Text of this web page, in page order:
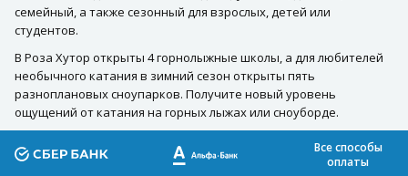
семейный, а также сезонный для взрослых, детей или
студентов.
В Роза Хутор открыты 4 горнолыжные школы, а для любителей
необычного катания в зимний сезон открыты пять
разноплановых сноупарков. Получите новый уровень
ощущений от катания на горных лыжах или сноуборде.
Все способы
оплаты